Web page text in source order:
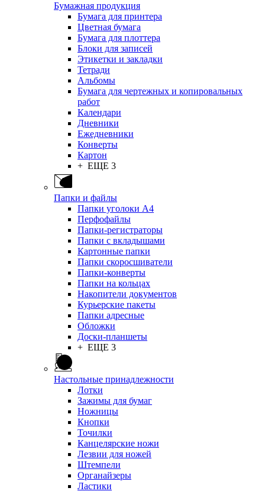
Бумажная продукция
Бумага для принтера
Цветная бумага
Бумага для плоттера
Блоки для записей
Этикетки и закладки
Тетради
Альбомы
Бумага для чертежных и копировальных
работ
Календари
Дневники
Ежедневники
Конверты
Картон
+ ЕЩЕ 3
Папки и файлы
Папки уголоки А4
Перфофайлы
Папки-регистраторы
Папки с вкладышами
Картонные папки
Папки скоросшиватели
Папки-конверты
Папки на кольцах
Накопители документов
Курьерские пакеты
Папки адресные
Обложки
Доски-планшеты
+ ЕЩЕ 3
Настольные принадлежности
Лотки
Зажимы для бумаг
Ножницы
Кнопки
Точилки
Канцелярские ножи
Лезвии для ножей
Штемпели
Органайзеры
Ластики